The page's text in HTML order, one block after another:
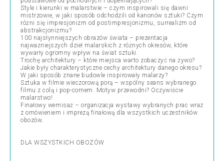
Style i kierunki w malarstwie – czym inspirowali się dawni
mistrzowie, w jaki sposób odchodzili od kanonów sztuki? Czym
różni się impresjonizm od postimpresjonizmu, surrealizm od
abstrakcjonizmu?
100 najsłynniejszych obrazów świata – prezentacja
najważniejszych dzieł malarskich z różnych okresów, które
wywarły ogromny wpływ na świat sztuki.
Trochę architektury – które miejsca warto zobaczyć na żywo?
Jakie były charakterystyczne cechy architektury danego okresu?
W jaki sposób znane budowle inspirowały malarzy?
Sztuka w filmie wieczorową porą – wspólny seans wybranego
filmu z colą i pop-cornem. Motyw przewodni? Oczywiście
malarstwo!
Finałowy wernisaż – organizacja wystawy wybranych prac wraz
z omówieniem i imprezą finałową dla wszystkich uczestników
obozów.
DLA WSZYSTKICH OBOZÓW